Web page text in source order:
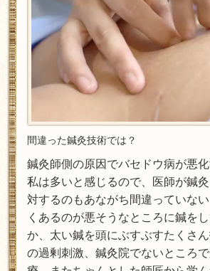
間違った鍼灸技術では？
鍼灸師側の原因でバセドウ病が悪
私は多いと感じるので、医師が鍼
対するのもあながち間違っていな
くあるのが悪そうなところに鍼を
か、太い鍼を頭にぶすぶすたくさ
の過剰刺激、鍼灸院でないところ